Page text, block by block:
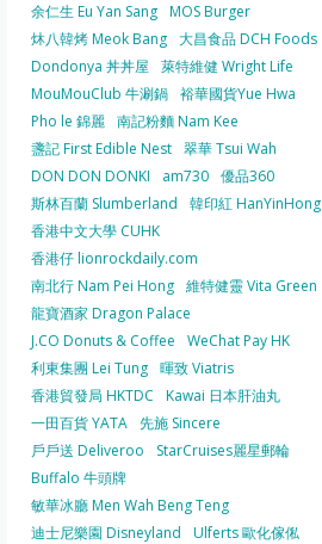
余仁生 Eu Yan Sang MOS Burger
炑八韓烤 Meok Bang 大昌食品 DCH Foods
Dondonya 丼丼屋
萊特維健 Wright Life
MouMouClub 牛涮鍋 裕華國貨Yue Hwa
Pho le 錦麗 南記粉麵 Nam Kee
盞記 First Edible Nest 翠華 Tsui Wah
DON DON DONKI
am730 優品360
斯林百蘭 Slumberland
韓印紅 HanYinHong
香港中文大學 CUHK
香港仔 lionrockdaily.com
南北行 Nam Pei Hong 維特健靈 Vita Green
龍寶酒家 Dragon Palace
J.CO Donuts & Coffee
WeChat Pay HK
利東集團 Lei Tung 暉致 Viatris
香港貿發局 HKTDC
Kawai 日本肝油丸
一田百貨 YATA 先施 Sincere
戶戶送 Deliveroo
StarCruises麗星郵輪
Buffalo 牛頭牌
敏華冰廳 Men Wah Beng Teng
迪士尼樂園 Disneyland
Ulferts 歐化傢俬